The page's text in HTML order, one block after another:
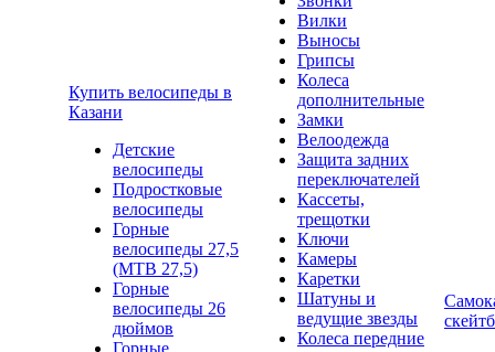
Купить велосипеды в
Казани
Детские
велосипеды
Подростковые
велосипеды
Горные
велосипеды 27,5
(MTB 27,5)
Горные
велосипеды 26
дюймов
Горные
Вилки
Выносы
Грипсы
Колеса
дополнительные
Замки
Велоодежда
Защита задних
переключателей
Кассеты,
трещотки
Ключи
Камеры
Каретки
Шатуны и
ведущие звезды
Колеса передние